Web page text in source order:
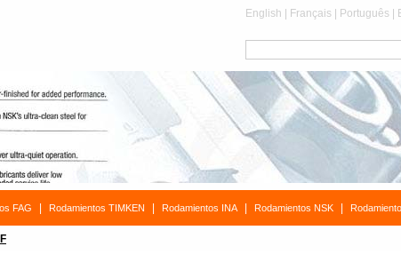
English Français Português
FAG Rodamientos TIMKEN Rodamientos INA Rodamientos NSK